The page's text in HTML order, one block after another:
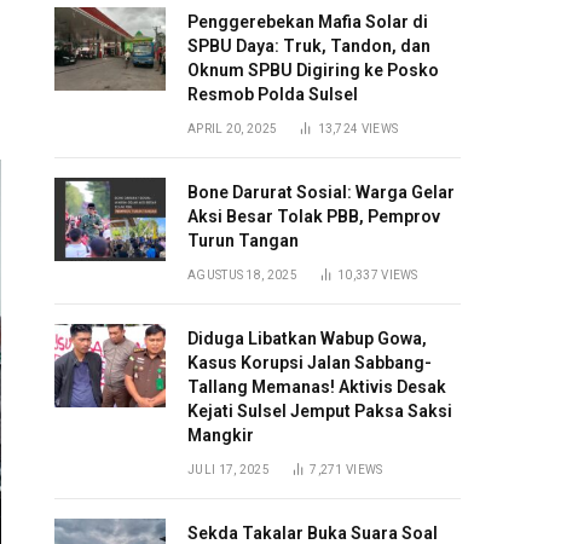
Penggerebekan Mafia Solar di
SPBU Daya: Truk, Tandon, dan
Oknum SPBU Digiring ke Posko
Resmob Polda Sulsel
APRIL 20, 2025 13,724 VIEWS
Bone Darurat Sosial: Warga Gelar
Aksi Besar Tolak PBB, Pemprov
Turun Tangan
AGUSTUS 18, 2025 10,337VIEWS
Diduga Libatkan Wabup Gowa,
Kasus Korupsi Jalan Sabbang-
Tallang Memanas! Aktivis Desak
Kejati Sulsel Jemput Paksa Saksi
Mangkir
JULI 17, 2025 7,271VIEWS
Sekda Takalar Buka Suara Soal